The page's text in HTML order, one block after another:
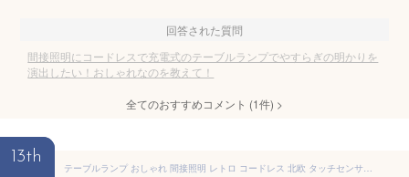
回答された質問
間接照明にコードレスで充電式のテーブルランプでやすらぎの明かりを
演出したい！おしゃれなのを教えて！
全てのおすすめコメント (1件) >
13th
テーブルランプ おしゃれ 間接照明 レトロ コードレス 北欧 タッチセンサー ベッドサイドライト 寝室 卓上 電気スタンド テーブルライト アンティーク 3段階調色 無段階調光 ナイトライト 充電式 ベッドサイドランプ ゴールド ledライト